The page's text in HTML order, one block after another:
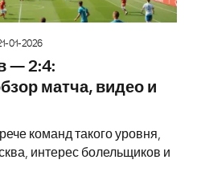
01-2026
— 2:4:
матча, видео и
команд такого уровня,
интерес болельщиков и